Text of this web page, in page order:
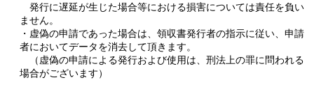
発行に遅延が生じた場合等における損害については責任を負い
ません。
・虚偽の申請であった場合は、領収書発行者の指示に従い、申請
者においてデータを消去して頂きます。
（虚偽の申請による発行および使用は、刑法上の罪に問われる
場合がございます）